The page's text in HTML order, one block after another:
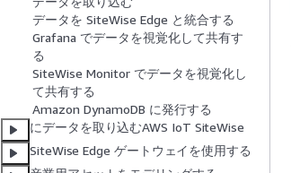
データを SiteWise Edge と統合する
Grafana でデータを視覚化して共有す
る
SiteWise Monitor でデータを視覚化し
て共有する
Amazon DynamoDB に発行する
にデータを取り込むAWS IoT SiteWise
SiteWise Edge ゲートウェイを使用する